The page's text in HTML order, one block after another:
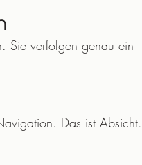
Sie verfolgen genau ein
Das ist Absicht.